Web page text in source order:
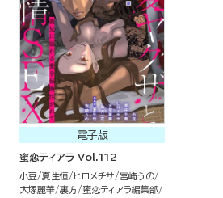
電子版
蜜恋ティアラ Vol.112
小豆 夏生恒 ヒロメチサ
宮崎うの
大塚麗華 裏方
蜜恋ティアラ編集部